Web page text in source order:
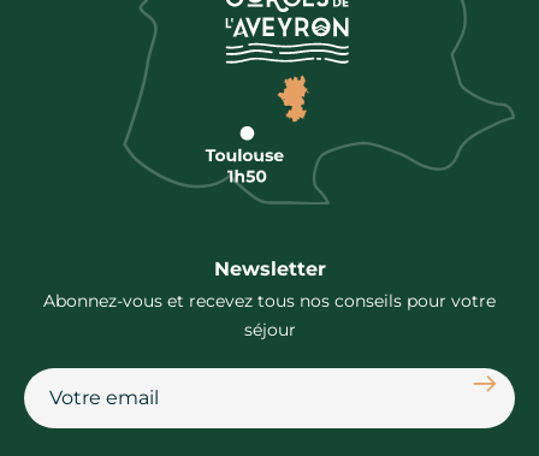
Newsletter
Abonnez-vous et recevez tous nos conseils pour votre
séjour